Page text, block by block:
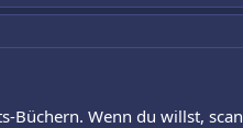
Büchern. Wenn du willst,